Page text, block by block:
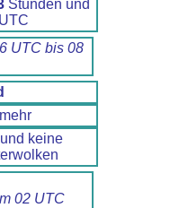
Stunden und
UTC
UTC bis 08
keine
02 UTC